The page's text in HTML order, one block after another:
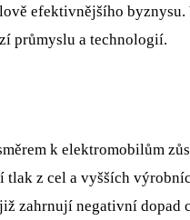
efektivnějšího
průmyslu a technologií.
k elektromobilům
z cel a vyšších
zahrnují negativní